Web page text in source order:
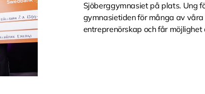
Sjöberggymnasiet på plats. Ung
gymnasietiden för många av
entreprenörskap och får